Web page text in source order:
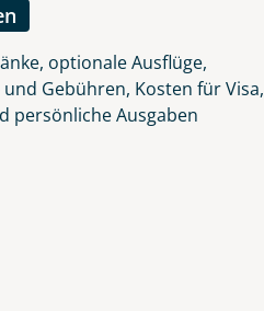
optionale Ausflüge,
Gebühren, Kosten für Visa,
persönliche Ausgaben